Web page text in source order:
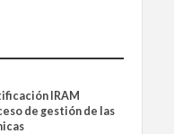
IRAM
de gestión de las